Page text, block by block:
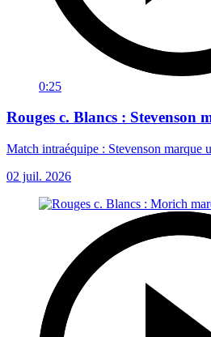
0:25
Rouges c. Blancs : Stevenson
Match intraéquipe : Stevenson marque
02 juil. 2026